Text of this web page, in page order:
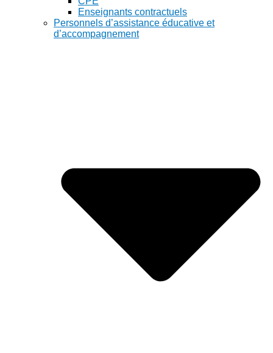
Enseignants contractuels
Personnels d’assistance éducative et
d’accompagnement